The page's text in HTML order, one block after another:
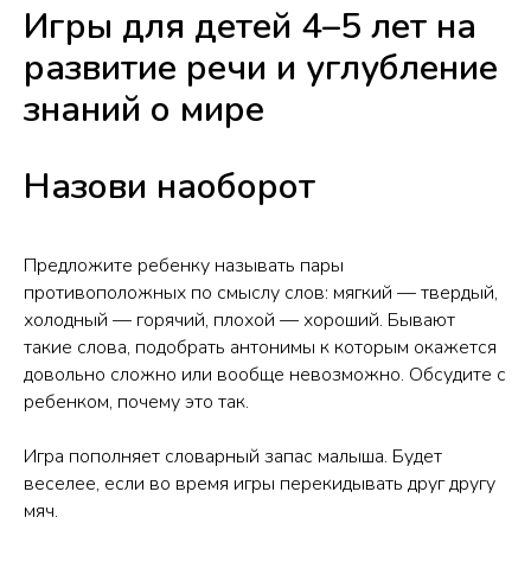
Игры для детей 4–5 лет на
развитие речи и углубление
знаний о мире
Назови наоборот
Предложите ребенку называть пары
противоположных по смыслу слов: мягкий — твердый,
холодный — горячий, плохой — хороший. Бывают
такие слова, подобрать антонимы к которым окажется
довольно сложно или вообще невозможно. Обсудите с
ребенком, почему это так.
Игра пополняет словарный запас малыша. Будет
веселее, если во время игры перекидывать друг другу
мяч.